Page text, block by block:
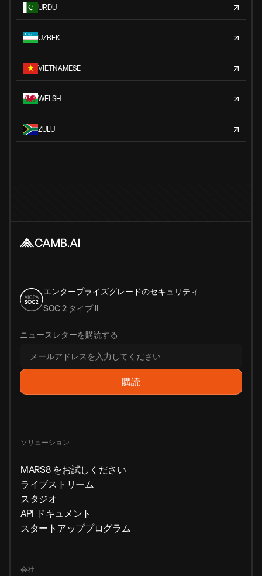
URDU
UZBEK
VIETNAMESE
WELSH
ZULU
エンタープライズグレードのセキュリティ
SOC 2 タイプ II
ニュースレターを購読する
ソリューション
MARS8 をお試しください
ライブストリーム
スタジオ
API ドキュメント
スタートアッププログラム
会社